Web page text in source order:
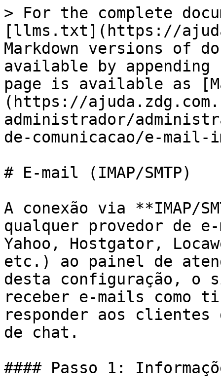
> For the complete
[llms.txt](https://
Markdown versions of
available by
page is available as
(https://
administrador/
de-comunicacao/e-mail-
# E-mail (IMAP/SMTP)
A conexão via **IMAP/
qualquer provedor de
Yahoo, Hostgator,
etc.) ao painel de
desta configuração, o
receber e-mails como
responder aos
de chat.
#### Passo 1: